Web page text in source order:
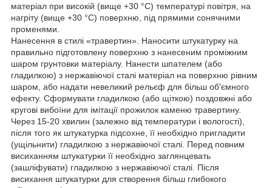
матеріал при високій (вище +30 °С) температурі повітря, на
нагріту (вище +30 °С) поверхню, під прямими сонячними
променями.
Нанесення в стилі «травертин». Наносити штукатурку на
правильно підготовлену поверхню з нанесеним проміжним
шаром грунтовки матеріалу. Нанести шпателем (або
гладилкою) з нержавіючої сталі матеріал на поверхню рівним
шаром, або надати невеликий рельєф для більш об'ємного
ефекту. Сформувати гладилкою (або щіткою) поздовжні або
кругові вибоїни для імітації прожилок каменю травертину.
Через 15-20 хвилин (залежно від температури і вологості),
після того як штукатурка підсохне, її необхідно пригладити
(ущільнити) гладилкою з нержавіючої сталі. Перед повним
висиханням штукатурки її необхідно заглянцевать
(зашліфувати) гладилкою з нержавіючої сталі. Після
висихання штукатурки для створення більш глибокого